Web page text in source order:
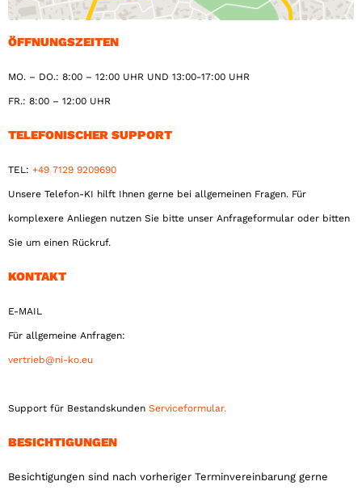
ÖFFNUNGSZEITEN
MO. – DO.: 8:00 – 12:00 UHR UND 13:00-17:00 UHR
FR.: 8:00 – 12:00 UHR
TELEFONISCHER SUPPORT
TEL: +49 7129 9209690
Unsere Telefon-KI hilft Ihnen gerne bei allgemeinen Fragen. Für
komplexere Anliegen nutzen Sie bitte unser Anfrageformular oder bitten
Sie um einen Rückruf.
KONTAKT
E-MAIL
Für allgemeine Anfragen:
vertrieb@ni-ko.eu
Support für Bestandskunden Serviceformular.
BESICHTIGUNGEN
Besichtigungen sind nach vorheriger Terminvereinbarung gerne